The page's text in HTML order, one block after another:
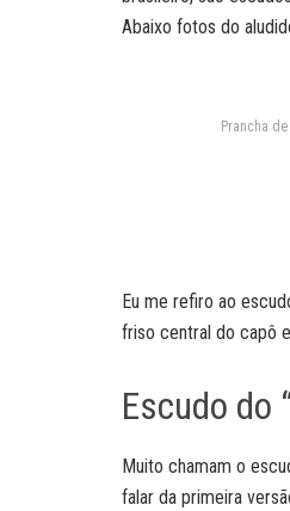
Abaixo fotos do
Prancha
Eu me refiro ao
friso central do capô
Escudo do
Muito chamam o
falar da primeira